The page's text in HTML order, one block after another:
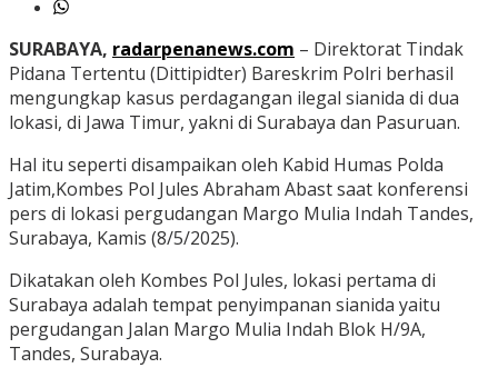
SURABAYA, radarpenanews.com – Direktorat Tindak
Pidana Tertentu (Dittipidter) Bareskrim Polri berhasil
mengungkap kasus perdagangan ilegal sianida di dua
lokasi, di Jawa Timur, yakni di Surabaya dan Pasuruan.
Hal itu seperti disampaikan oleh Kabid Humas Polda
Jatim,Kombes Pol Jules Abraham Abast saat konferensi
pers di lokasi pergudangan Margo Mulia Indah Tandes,
Surabaya, Kamis (8/5/2025).
Dikatakan oleh Kombes Pol Jules, lokasi pertama di
Surabaya adalah tempat penyimpanan sianida yaitu
pergudangan Jalan Margo Mulia Indah Blok H/9A,
Tandes, Surabaya.